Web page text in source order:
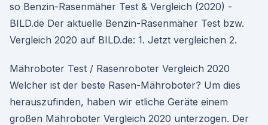
so Benzin-Rasenmäher Test & Vergleich (2020) -
BILD.de Der aktuelle Benzin-Rasenmäher Test bzw.
Vergleich 2020 auf BILD.de: 1. Jetzt vergleichen 2.
Mähroboter Test / Rasenroboter Vergleich 2020
Welcher ist der beste Rasen-Mähroboter? Um dies
herauszufinden, haben wir etliche Geräte einem
großen Mähroboter Vergleich 2020 unterzogen. Der